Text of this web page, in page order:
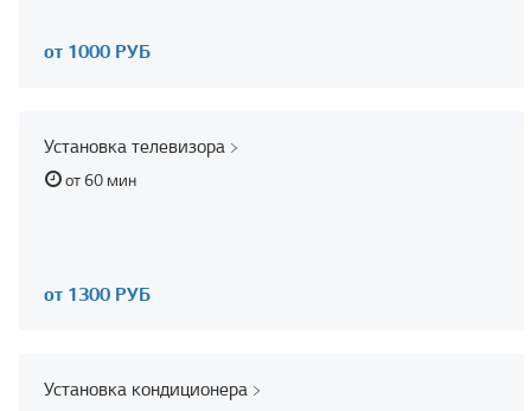
от 1000 РУБ
Установка телевизора
от 60 мин
от 1300 РУБ
Установка кондиционера